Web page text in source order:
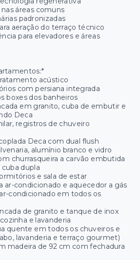
áreas comuns
padronizadas
aeração do terraço técnico
para elevadores e áreas
acústico
com persiana integrada
boxes dos banheiros
em granito, cuba de embutir e
Deca
registros de chuveiro
Deca com dual flush
alumínio branco e vidro
churrasqueira a carvão embutida
dupla
e sala de estar
ar-condicionado e aquecedor a gás
condicionado em todos os
de granito e tanque de inox
e lavanderia
quente em todos os chuveiros e
lavanderia e terraço gourmet)
madeira de 92 cm com fechadura